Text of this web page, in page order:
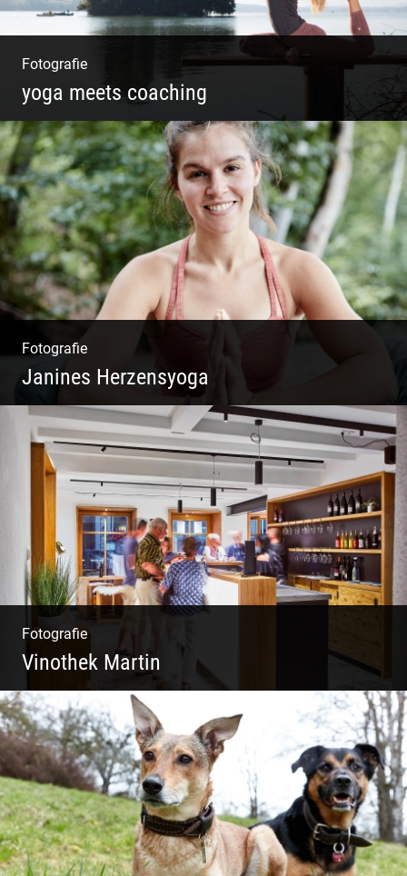
Fotografie
yoga meets coaching
Sonnengruß Katharina Kirchner
Fotografie
Janines Herzensyoga
Spontanes Yoga-Shooting
Fotografie
Vinothek Martin
Shooting Vinothek und Ferienwohnung